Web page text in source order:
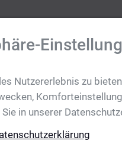
Nutzererlebnis zu
in unserer